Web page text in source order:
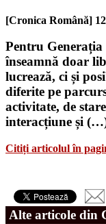
[Cronica Română]
Pentru
înseamnă doar
lucrează, ci și
diferite pe
activitate, de
interacțiune și
Citiți articolul în
Alte articole din